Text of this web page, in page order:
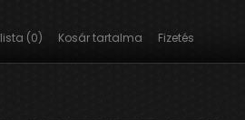
(0) Kosár tartalma Fizetés